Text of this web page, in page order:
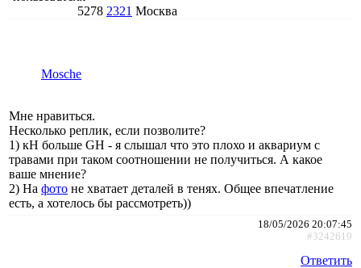
5278 2321 Москва
Mosche
Мне нравиться.
Несколько реплик, если позволите?
1) кН больше GH - я слышал что это плохо и аквариум с
травами при таком соотношении не получиться. А какое
ваше мнение?
2) На фото не хватает деталей в тенях. Общее впечатление
есть, а хотелось бы рассмотреть))
18/05/2026 20:07:45
#3242619
Ответить